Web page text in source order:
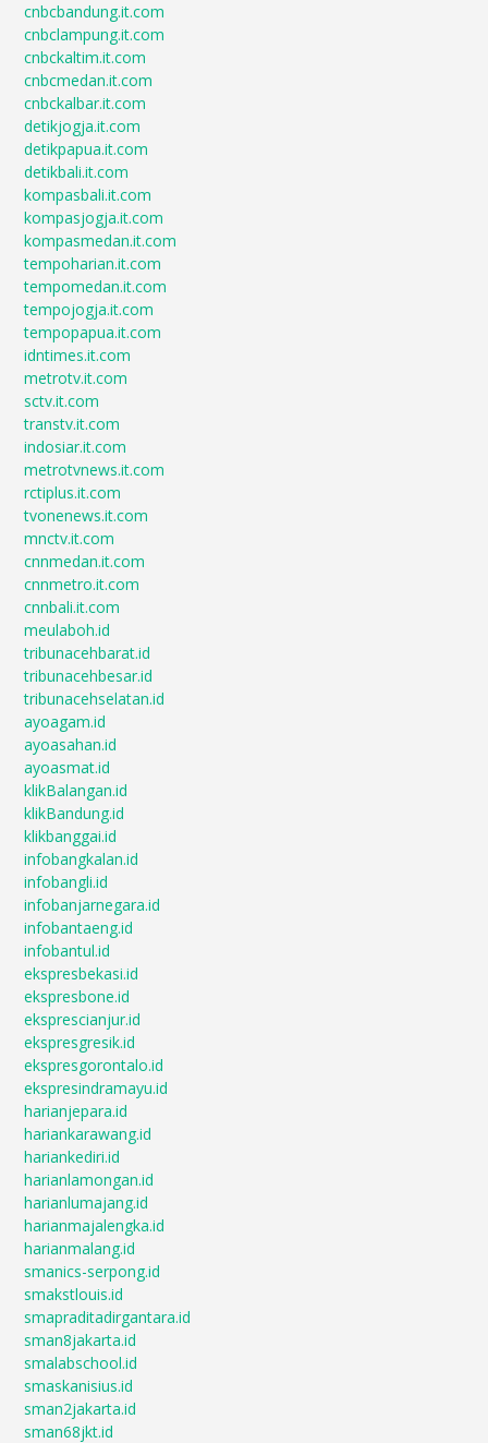
cnbcbandung.it.com
cnbclampung.it.com
cnbckaltim.it.com
cnbcmedan.it.com
cnbckalbar.it.com
detikjogja.it.com
detikpapua.it.com
detikbali.it.com
kompasbali.it.com
kompasjogja.it.com
kompasmedan.it.com
tempoharian.it.com
tempomedan.it.com
tempojogja.it.com
tempopapua.it.com
idntimes.it.com
metrotv.it.com
sctv.it.com
transtv.it.com
indosiar.it.com
metrotvnews.it.com
rctiplus.it.com
tvonenews.it.com
mnctv.it.com
cnnmedan.it.com
cnnmetro.it.com
cnnbali.it.com
meulaboh.id
tribunacehbarat.id
tribunacehbesar.id
tribunacehselatan.id
ayoagam.id
ayoasahan.id
ayoasmat.id
klikBalangan.id
klikBandung.id
klikbanggai.id
infobangkalan.id
infobangli.id
infobanjarnegara.id
infobantaeng.id
infobantul.id
ekspresbekasi.id
ekspresbone.id
eksprescianjur.id
ekspresgresik.id
ekspresgorontalo.id
ekspresindramayu.id
harianjepara.id
hariankarawang.id
hariankediri.id
harianlamongan.id
harianlumajang.id
harianmajalengka.id
harianmalang.id
smanics-serpong.id
smakstlouis.id
smapraditadirgantara.id
sman8jakarta.id
smalabschool.id
smaskanisius.id
sman2jakarta.id
sman68jkt.id